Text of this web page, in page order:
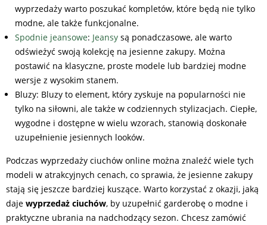
wyprzedaży warto poszukać kompletów, które będą nie tylko
modne, ale także funkcjonalne.
Spodnie jeansowe: Jeansy są ponadczasowe, ale warto
odświeżyć swoją kolekcję na jesienne zakupy. Można
postawić na klasyczne, proste modele lub bardziej modne
wersje z wysokim stanem.
Bluzy: Bluzy to element, który zyskuje na popularności nie
tylko na siłowni, ale także w codziennych stylizacjach. Ciepłe,
wygodne i dostępne w wielu wzorach, stanowią doskonałe
uzupełnienie jesiennych looków.
Podczas wyprzedaży ciuchów online można znaleźć wiele tych
modeli w atrakcyjnych cenach, co sprawia, że jesienne zakupy
stają się jeszcze bardziej kuszące. Warto korzystać z okazji, jaką
daje wyprzedaż ciuchów, by uzupełnić garderobę o modne i
praktyczne ubrania na nadchodzący sezon. Chcesz zamówić